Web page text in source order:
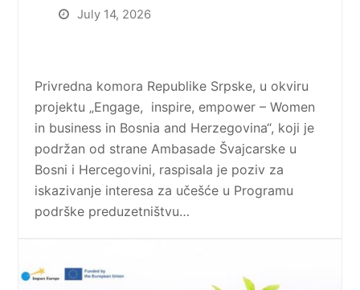
July 14, 2026
Privredna komora Republike Srpske, u okviru
projektu „Engage, inspire, empower – Women
in business in Bosnia and Herzegovina“, koji je
podržan od strane Ambasade Švajcarske u
Bosni i Hercegovini, raspisala je poziv za
iskazivanje interesa za učešće u Programu
podrške preduzetništvu…